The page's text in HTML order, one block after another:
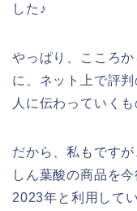
した♪
やっぱり、こころ
に、ネット上で評
人に伝わっていく
だから、私もです
しん葉酸の商品を
2023年と利用して